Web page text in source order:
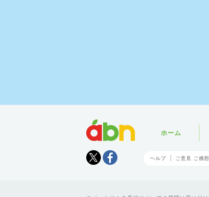
Tweet
ホーム
ヘルプ ご意見 ご感想